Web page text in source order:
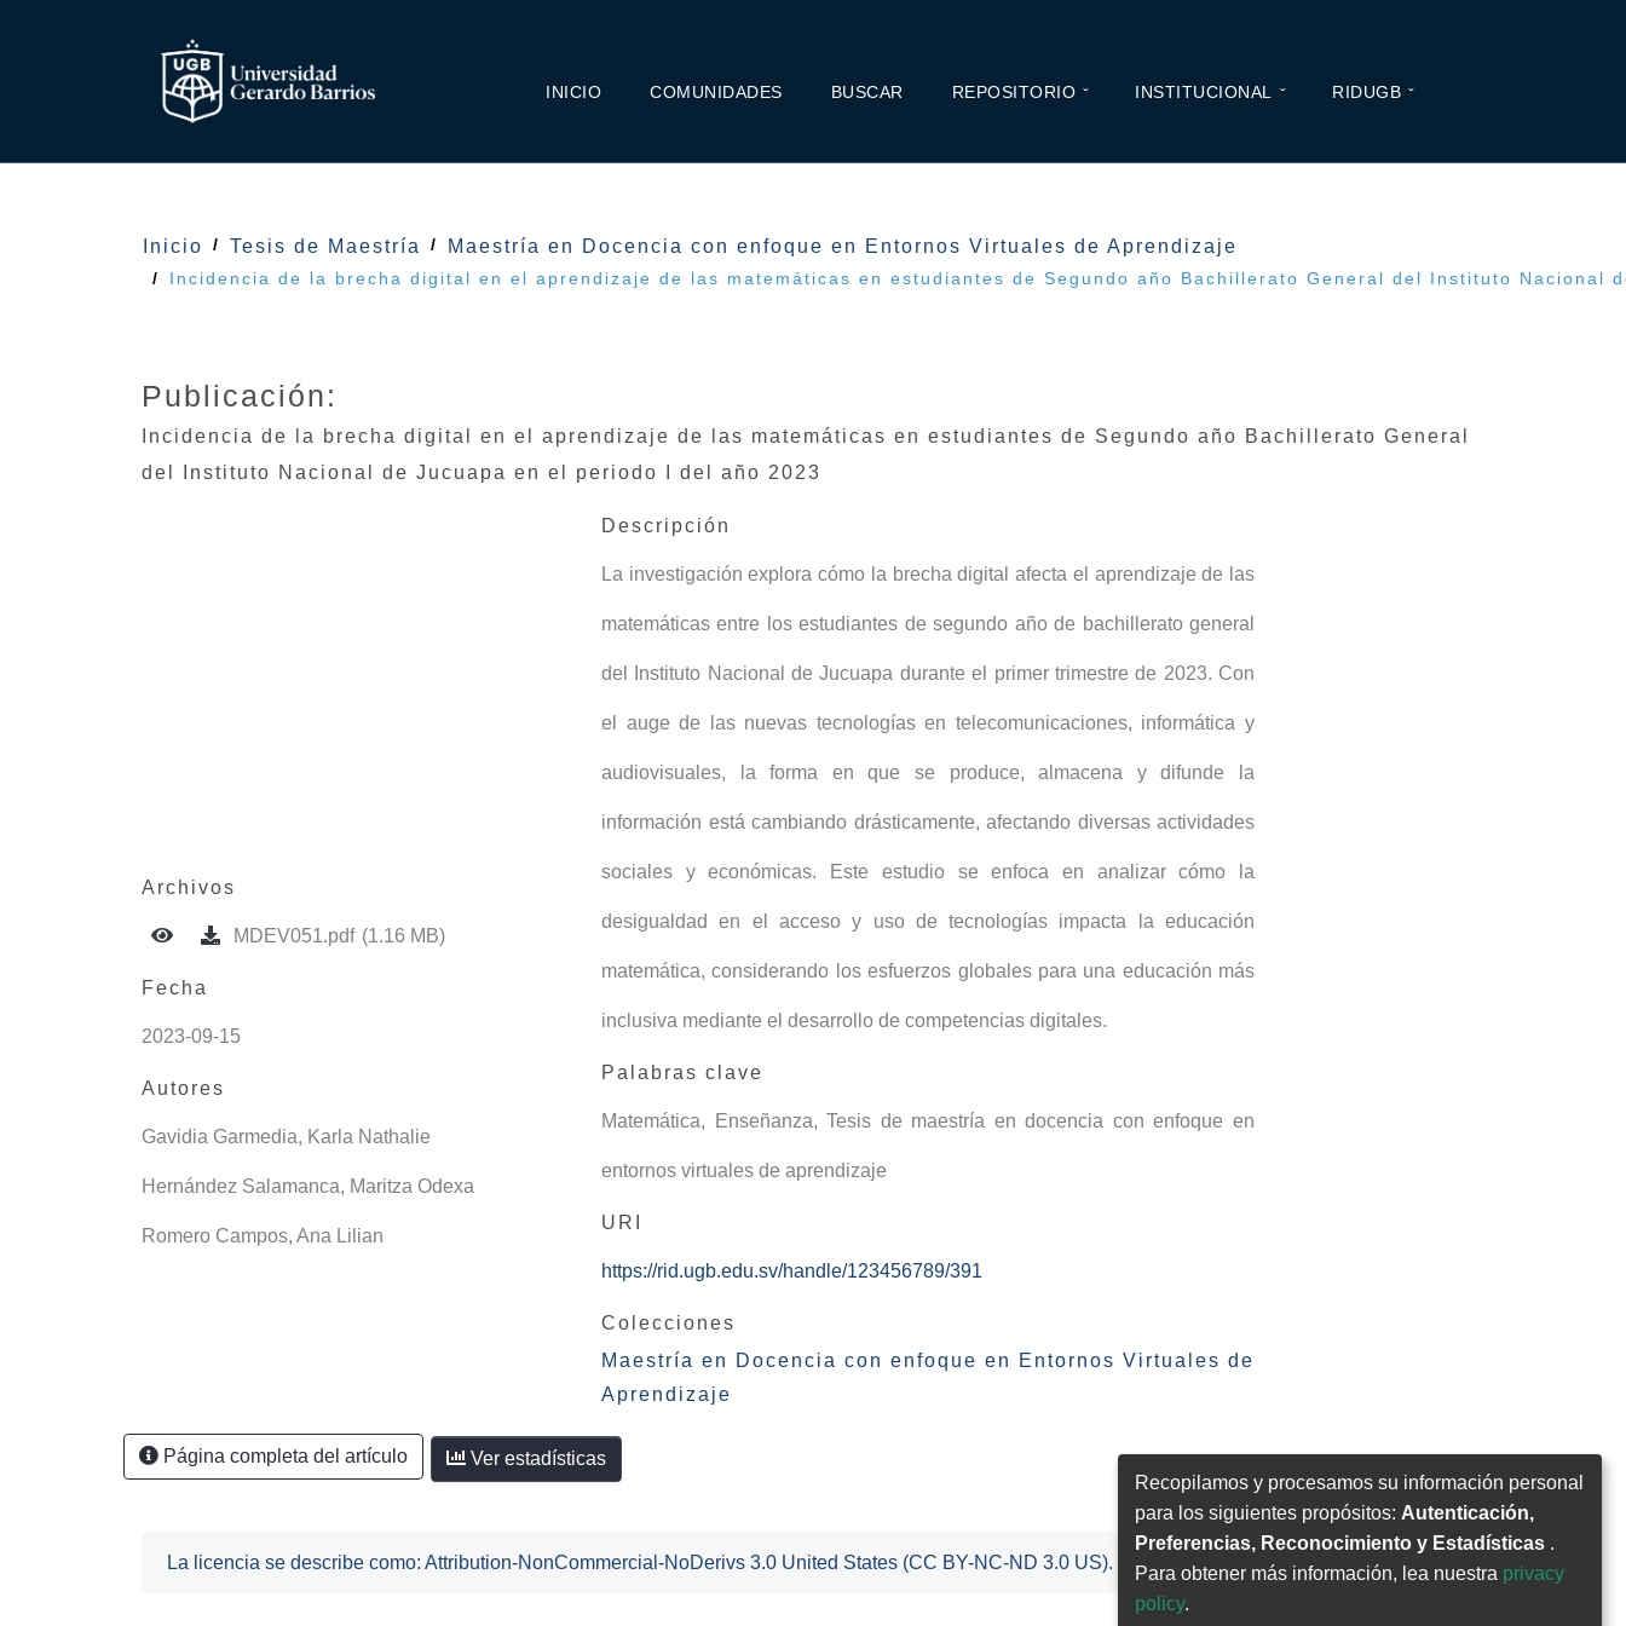
INICIO COMUNIDADES BUSCAR REPOSITORIO INSTITUCIONAL RIDUGB
Inicio Tesis de Maestría Maestría en Docencia con enfoque en Entornos Virtuales de Aprendizaje
Incidencia de la brecha digital en el aprendizaje de las matemáticas en estudiantes de Segundo año Bachillerato General del Instituto Nacional
Publicación:
Incidencia de la brecha digital en el aprendizaje de las matemáticas en estudiantes de Segundo año Bachillerato General
del Instituto Nacional de Jucuapa en el periodo I del año 2023
Archivos
MDEV051.pdf (1.16 MB)
Fecha
2023-09-15
Autores
Gavidia Garmedia, Karla Nathalie
Hernández Salamanca, Maritza Odexa
Romero Campos, Ana Lilian
Descripción
La investigación explora cómo la brecha digital afecta el aprendizaje de las
matemáticas entre los estudiantes de segundo año de bachillerato general
del Instituto Nacional de Jucuapa durante el primer trimestre de 2023. Con
el auge de las nuevas tecnologías en telecomunicaciones, informática y
audiovisuales, la forma en que se produce, almacena y difunde la
información está cambiando drásticamente, afectando diversas actividades
sociales y económicas. Este estudio se enfoca en analizar cómo la
desigualdad en el acceso y uso de tecnologías impacta la educación
matemática, considerando los esfuerzos globales para una educación más
inclusiva mediante el desarrollo de competencias digitales.
Palabras clave
Matemática, Enseñanza, Tesis de maestría en docencia con enfoque en
entornos virtuales de aprendizaje
URI
https://rid.ugb.edu.sv/handle/123456789/391
Colecciones
Maestría en Docencia con enfoque en Entornos Virtuales de
Aprendizaje
Página completa del artículo Ver estadísticas
La licencia se describe como: Attribution-NonCommercial-NoDerivs 3.0 United States (CC BY-NC-ND 3.0 US).
Recopilamos y procesamos su información personal
para los siguientes propósitos: Autenticación,
Preferencias, Reconocimiento y Estadísticas .
Para obtener más información, lea nuestra privacy
policy.